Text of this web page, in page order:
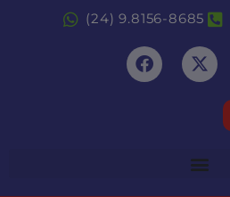
(24) 9.8156-8685